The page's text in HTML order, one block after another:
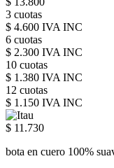
3 cuotas
$ 4.600 IVA INC
6 cuotas
$ 2.300 IVA INC
10 cuotas
$ 1.380 IVA INC
12 cuotas
$ 1.150 IVA INC
$ 11.730
bota en cuero 100%